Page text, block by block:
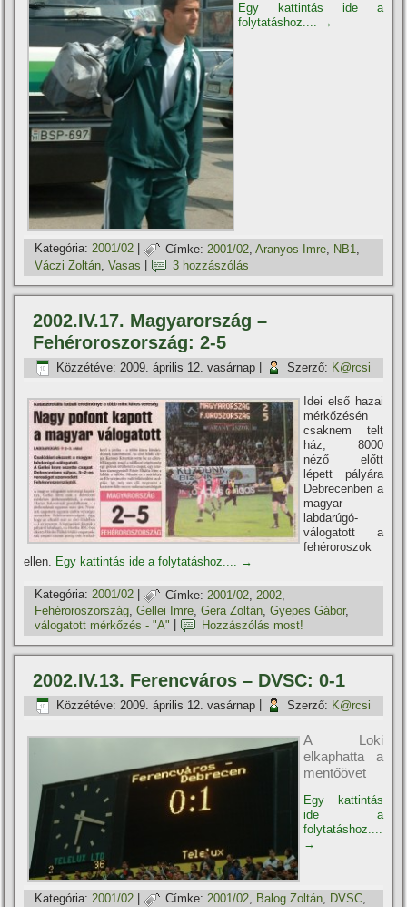
Egy kattintás ide a
folytatáshoz....
→
Kategória: 2001/02 | Címke: 2001/02 ,Aranyos Imre NB1
Váczi Zoltán ,Vasas 3 hozzászólás
2002.IV.17. Magyarország –
Fehéroroszország: 2-5
Közzétéve: 2009. április 12. vasárnap Szerző: K@rcsi
Idei első hazai
mérkőzésén
csaknem telt
ház, 8000
néző előtt
lépett pályára
Debrecenben a
magyar
labdarúgó-
válogatott a
fehéroroszok
ellen. Egy kattintás ide a folytatáshoz.... →
Kategória: 2001/02 | Címke: 2001/02 2002
Fehéroroszország,Gellei Imre,Gera Zoltán,Gyepes Gábor,
válogatott mérkőzés - "A"
Hozzászólás most!
2002.IV.13. Ferencváros – DVSC: 0-1
Közzétéve: 2009. április 12. vasárnap Szerző: K@rcsi
A Loki
elkaphatta a
mentőövet
Egy kattintás
ide a
folytatáshoz....
→
Kategória: 2001/02 | Címke: 2001/02, Balog Zoltán, DVSC,